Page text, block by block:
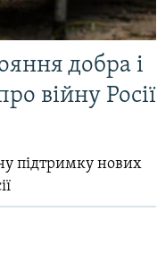
добра і
війну Росії
підтримку нових